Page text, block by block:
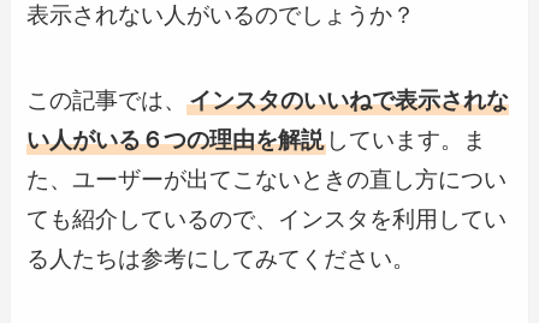
表示されない人がいるのでしょうか？
この記事では、インスタのいいねで表示されな
い人がいる６つの理由を解説 しています。ま
た、ユーザーが出てこないときの直し方につい
ても紹介しているので、インスタを利用してい
る人たちは参考にしてみてください。